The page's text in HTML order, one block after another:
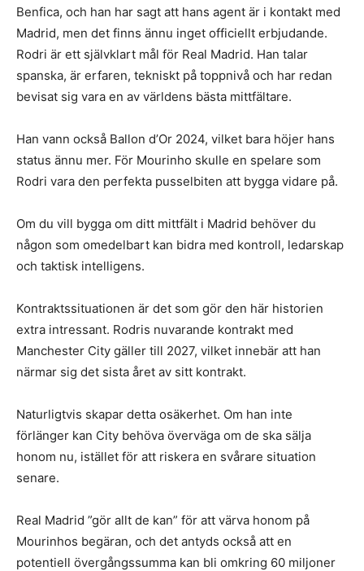
Benfica, och han har sagt att hans agent är i kontakt med
Madrid, men det finns ännu inget officiellt erbjudande.
Rodri är ett självklart mål för Real Madrid. Han talar
spanska, är erfaren, tekniskt på toppnivå och har redan
bevisat sig vara en av världens bästa mittfältare.
Han vann också Ballon d’Or 2024, vilket bara höjer hans
status ännu mer. För Mourinho skulle en spelare som
Rodri vara den perfekta pusselbiten att bygga vidare på.
Om du vill bygga om ditt mittfält i Madrid behöver du
någon som omedelbart kan bidra med kontroll, ledarskap
och taktisk intelligens.
Kontraktssituationen är det som gör den här historien
extra intressant. Rodris nuvarande kontrakt med
Manchester City gäller till 2027, vilket innebär att han
närmar sig det sista året av sitt kontrakt.
Naturligtvis skapar detta osäkerhet. Om han inte
förlänger kan City behöva överväga om de ska sälja
honom nu, istället för att riskera en svårare situation
senare.
Real Madrid ”gör allt de kan” för att värva honom på
Mourinhos begäran, och det antyds också att en
potentiell övergångssumma kan bli omkring 60 miljoner